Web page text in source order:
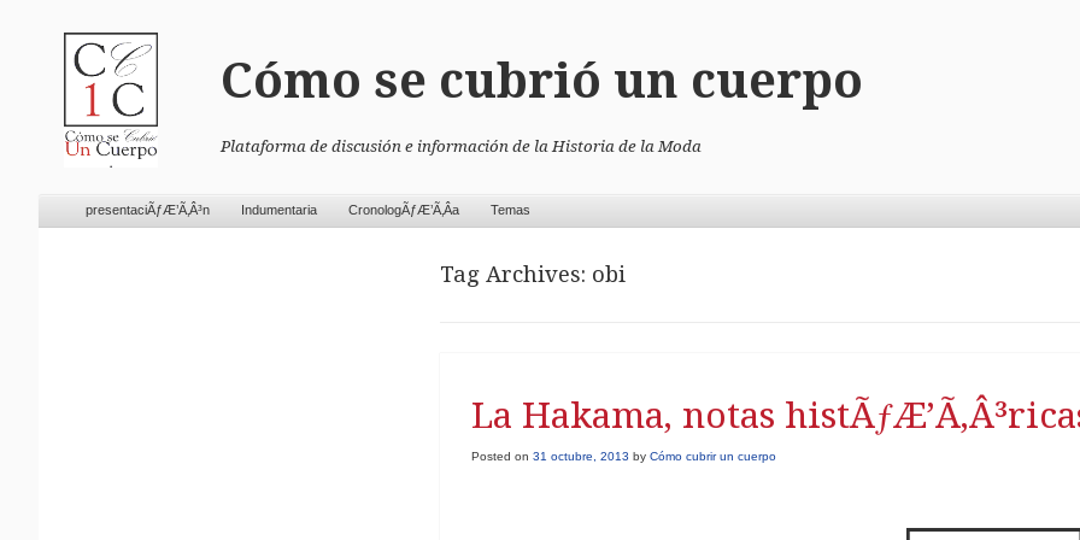
Cómo se cubrió un cuerpo
Plataforma de discusión e información de la Historia de la Moda
Menu
Skip to content
presentaciÃƒÆ’Ã‚Â³n Indumentaria CronologÃƒÆ’Ã‚Â­a Temas
Tag Archives: obi
La Hakama, notas
Posted on 31 octubre, 2013 by Cómo cubrir un cuerpo